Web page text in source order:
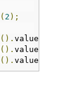
( 2 );
(). value
(). value
(). value